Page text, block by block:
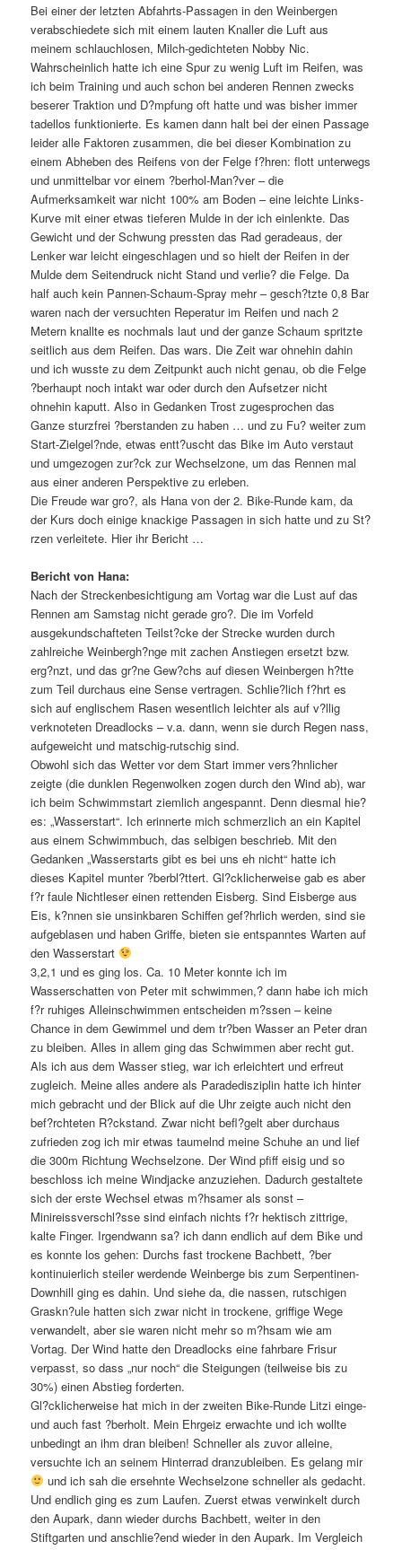
Bei einer der letzten Abfahrts-Passagen in den Weinbergen
verabschiedete sich mit einem lauten Knaller die Luft aus
meinem schlauchlosen, Milch-gedichteten Nobby Nic.
Wahrscheinlich hatte ich eine Spur zu wenig Luft im Reifen, was
ich beim Training und auch schon bei anderen Rennen zwecks
beserer Traktion und D?mpfung oft hatte und was bisher immer
tadellos funktionierte. Es kamen dann halt bei der einen Passage
leider alle Faktoren zusammen, die bei dieser Kombination zu
einem Abheben des Reifens von der Felge f?hren: flott unterwegs
und unmittelbar vor einem ?berhol-Man?ver – die
Aufmerksamkeit war nicht 100% am Boden – eine leichte Links-
Kurve mit einer etwas tieferen Mulde in der ich einlenkte. Das
Gewicht und der Schwung pressten das Rad geradeaus, der
Lenker war leicht eingeschlagen und so hielt der Reifen in der
Mulde dem Seitendruck nicht Stand und verlie? die Felge. Da
half auch kein Pannen-Schaum-Spray mehr – gesch?tzte 0,8 Bar
waren nach der versuchten Reperatur im Reifen und nach 2
Metern knallte es nochmals laut und der ganze Schaum spritzte
seitlich aus dem Reifen. Das wars. Die Zeit war ohnehin dahin
und ich wusste zu dem Zeitpunkt auch nicht genau, ob die Felge
?berhaupt noch intakt war oder durch den Aufsetzer nicht
ohnehin kaputt. Also in Gedanken Trost zugesprochen das
Ganze sturzfrei ?berstanden zu haben … und zu Fu? weiter zum
Start-Zielgel?nde, etwas entt?uscht das Bike im Auto verstaut
und umgezogen zur?ck zur Wechselzone, um das Rennen mal
aus einer anderen Perspektive zu erleben.
Die Freude war gro?, als Hana von der 2. Bike-Runde kam, da
der Kurs doch einige knackige Passagen in sich hatte und zu St?
rzen verleitete. Hier ihr Bericht …
Bericht von Hana:
Nach der Streckenbesichtigung am Vortag war die Lust auf das
Rennen am Samstag nicht gerade gro?. Die im Vorfeld
ausgekundschafteten Teilst?cke der Strecke wurden durch
zahlreiche Weinbergh?nge mit zachen Anstiegen ersetzt bzw.
erg?nzt, und das gr?ne Gew?chs auf diesen Weinbergen h?tte
zum Teil durchaus eine Sense vertragen. Schlie?lich f?hrt es
sich auf englischem Rasen wesentlich leichter als auf v?llig
verknoteten Dreadlocks – v.a. dann, wenn sie durch Regen nass,
aufgeweicht und matschig-rutschig sind.
Obwohl sich das Wetter vor dem Start immer vers?hnlicher
zeigte (die dunklen Regenwolken zogen durch den Wind ab), war
ich beim Schwimmstart ziemlich angespannt. Denn diesmal hie?
es: „Wasserstart“. Ich erinnerte mich schmerzlich an ein Kapitel
aus einem Schwimmbuch, das selbigen beschrieb. Mit den
Gedanken „Wasserstarts gibt es bei uns eh nicht“ hatte ich
dieses Kapitel munter ?berbl?ttert. Gl?cklicherweise gab es aber
f?r faule Nichtleser einen rettenden Eisberg. Sind Eisberge aus
Eis, k?nnen sie unsinkbaren Schiffen gef?hrlich werden, sind sie
aufgeblasen und haben Griffe, bieten sie entspanntes Warten auf
den Wasserstart
3,2,1 und es ging los. Ca. 10 Meter konnte ich im
Wasserschatten von Peter mit schwimmen,? dann habe ich mich
f?r ruhiges Alleinschwimmen entscheiden m?ssen – keine
Chance in dem Gewimmel und dem tr?ben Wasser an Peter dran
zu bleiben. Alles in allem ging das Schwimmen aber recht gut.
Als ich aus dem Wasser stieg, war ich erleichtert und erfreut
zugleich. Meine alles andere als Paradedisziplin hatte ich hinter
mich gebracht und der Blick auf die Uhr zeigte auch nicht den
bef?rchteten R?ckstand. Zwar nicht befl?gelt aber durchaus
zufrieden zog ich mir etwas taumelnd meine Schuhe an und lief
die 300m Richtung Wechselzone. Der Wind pfiff eisig und so
beschloss ich meine Windjacke anzuziehen. Dadurch gestaltete
sich der erste Wechsel etwas m?hsamer als sonst –
Minireissverschl?sse sind einfach nichts f?r hektisch zittrige,
kalte Finger. Irgendwann sa? ich dann endlich auf dem Bike und
es konnte los gehen: Durchs fast trockene Bachbett, ?ber
kontinuierlich steiler werdende Weinberge bis zum Serpentinen-
Downhill ging es dahin. Und siehe da, die nassen, rutschigen
Graskn?ule hatten sich zwar nicht in trockene, griffige Wege
verwandelt, aber sie waren nicht mehr so m?hsam wie am
Vortag. Der Wind hatte den Dreadlocks eine fahrbare Frisur
verpasst, so dass „nur noch“ die Steigungen (teilweise bis zu
30%) einen Abstieg forderten.
Gl?cklicherweise hat mich in der zweiten Bike-Runde Litzi einge-
und auch fast ?berholt. Mein Ehrgeiz erwachte und ich wollte
unbedingt an ihm dran bleiben! Schneller als zuvor alleine,
versuchte ich an seinem Hinterrad dranzubleiben. Es gelang mir
und ich sah die ersehnte Wechselzone schneller als gedacht.
Und endlich ging es zum Laufen. Zuerst etwas verwinkelt durch
den Aupark, dann wieder durchs Bachbett, weiter in den
Stiftgarten und anschlie?end wieder in den Aupark. Im Vergleich